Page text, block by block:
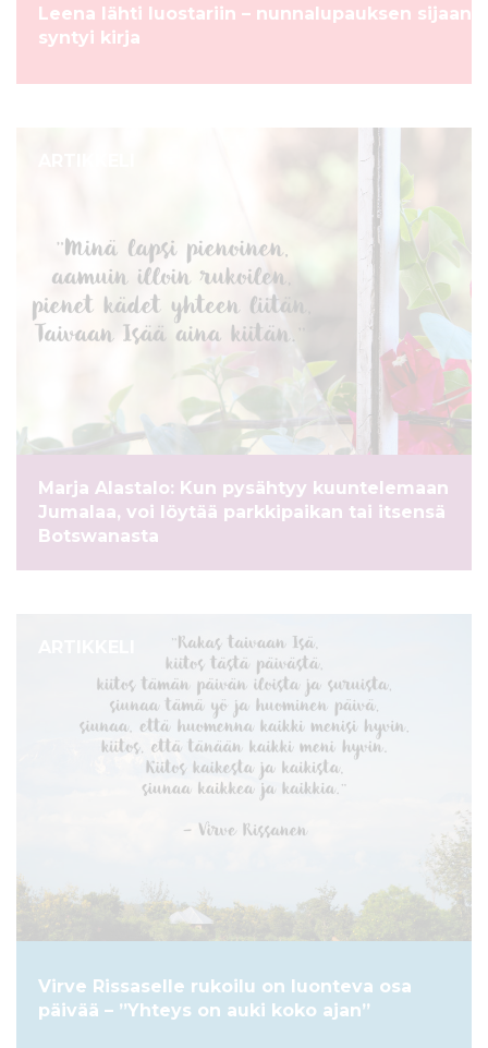
Leena lähti luostariin – nunnalupauksen sijaan
syntyi kirja
Marja Alastalo: Kun pysähtyy kuuntelemaan
Jumalaa, voi löytää parkkipaikan tai itsensä
Botswanasta
Virve Rissaselle rukoilu on luonteva osa
päivää – ”Yhteys on auki koko ajan”